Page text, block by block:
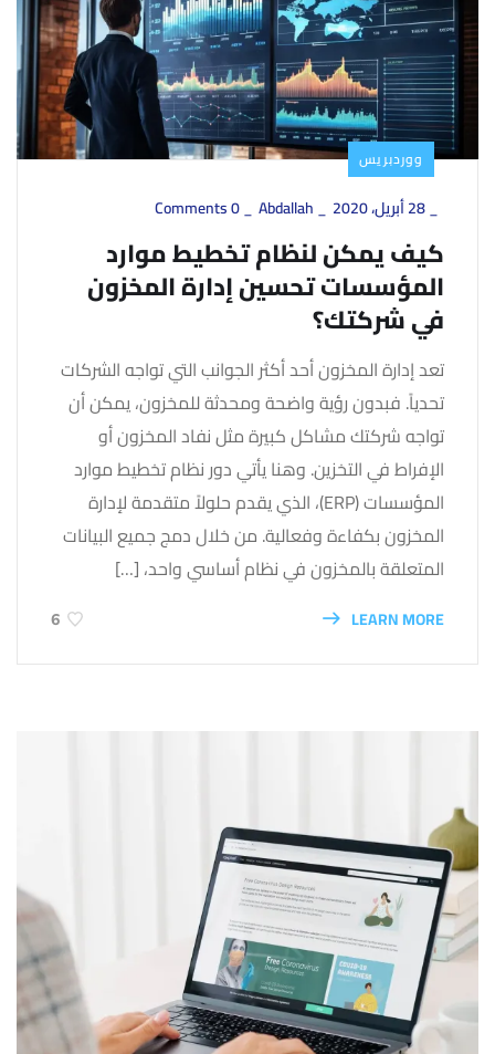
ووردبريس
_28 أبريل، 2020 _
Abdallah
_
0 Comments
كيف يمكن لنظام تخطيط موارد
المؤسسات تحسين إدارة المخزون
في شركتك؟
تعد إدارة المخزون أحد أكثر الجوانب التي تواجه الشركات
تحدياً. فبدون رؤية واضحة ومحدثة للمخزون، يمكن أن
تواجه شركتك مشاكل كبيرة مثل نفاد المخزون أو
الإفراط في التخزين. وهنا يأتي دور نظام تخطيط موارد
المؤسسات (ERP)، الذي يقدم حلولاً متقدمة لإدارة
المخزون بكفاءة وفعالية. من خلال دمج جميع البيانات
المتعلقة بالمخزون في نظام أساسي واحد، […]
LEARN MORE
6